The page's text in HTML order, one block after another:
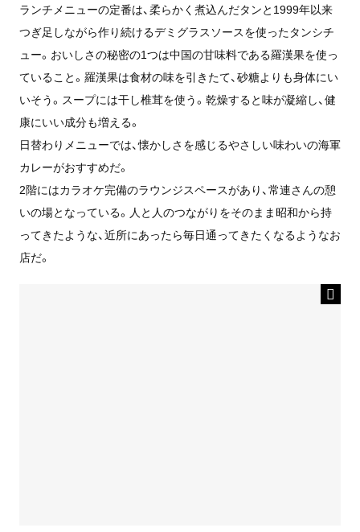
ランチメニューの定番は、柔らかく煮込んだタンと1999年以来
つぎ足しながら作り続けるデミグラスソースを使ったタンシチ
ュー。おいしさの秘密の1つは中国の甘味料である羅漢果を使っ
ていること。羅漢果は食材の味を引きたて、砂糖よりも身体にい
いそう。スープには干し椎茸を使う。乾燥すると味が凝縮し、健
康にいい成分も増える。
日替わりメニューでは、懐かしさを感じるやさしい味わいの海軍
カレーがおすすめだ。
2階にはカラオケ完備のラウンジスペースがあり、常連さんの憩
いの場となっている。人と人のつながりをそのまま昭和から持
ってきたような、近所にあったら毎日通ってきたくなるようなお
店だ。